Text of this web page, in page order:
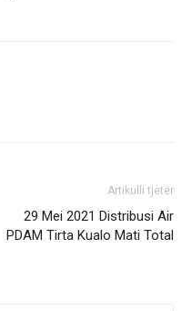
Artikulli tjetër
29 Mei 2021 Distribusi Air
PDAM Tirta Kualo Mati Total